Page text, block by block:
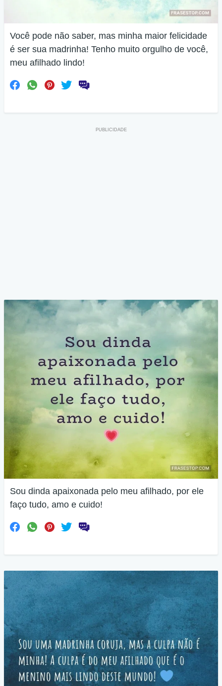
Você pode não saber, mas minha maior felicidade
é ser sua madrinha! Tenho muito orgulho de você,
meu afilhado lindo!
Sou dinda apaixonada pelo meu afilhado, por ele
faço tudo, amo e cuido!